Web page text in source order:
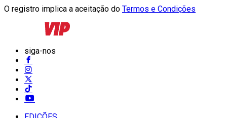
O registro implica a aceitação do Termos e Condições
siga-nos